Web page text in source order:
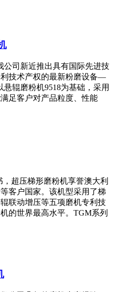
公司新近推出具有国际先进技
技术产权的最新粉磨设备—
辊磨粉机9518为基础，采用
足客户对产品粒度、性能
超压梯形磨粉机享誉澳大利
客户国家。该机型采用了梯
联动增压等五项磨机专利技
的世界最高水平。TGM系列